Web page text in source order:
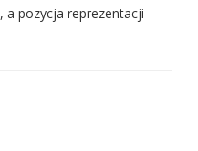
a pozycja reprezentacji